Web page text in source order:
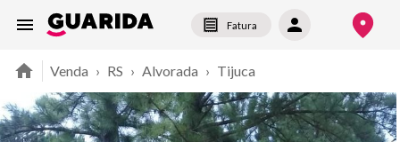
Fatura
Venda › RS › Alvorada › Tijuca